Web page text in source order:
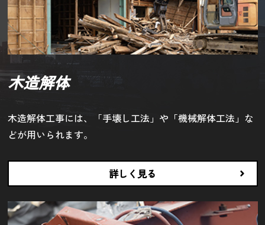
木造解体
木造解体工事には、「手壊し工法」や「機械解体工法」な
どが用いられます。
詳しく見る